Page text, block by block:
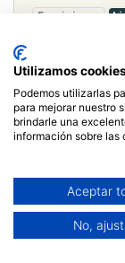
Feminismo
Utilizamos
Podemos utilizarlas
para mejorar nuestro
brindarle una
información sobre las
Aceptar
No,